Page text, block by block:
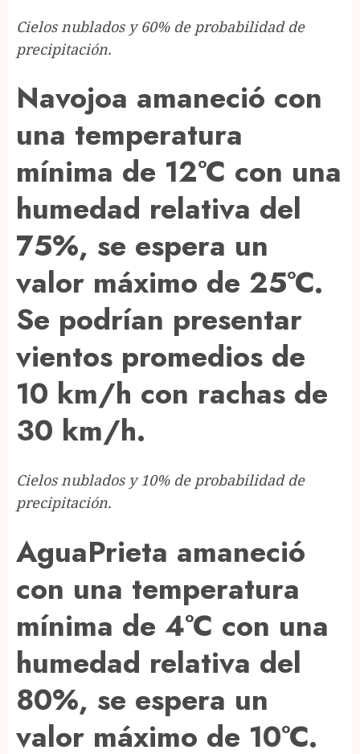
Cielos nublados y 60% de probabilidad de
precipitación.
Navojoa amaneció con
una temperatura
mínima de 12°C con una
humedad relativa del
75%, se espera un
valor máximo de 25°C.
Se podrían presentar
vientos promedios de
10 km/h con rachas de
30 km/h.
Cielos nublados y 10% de probabilidad de
precipitación.
AguaPrieta amaneció
con una temperatura
mínima de 4°C con una
humedad relativa del
80%, se espera un
valor máximo de 10°C.